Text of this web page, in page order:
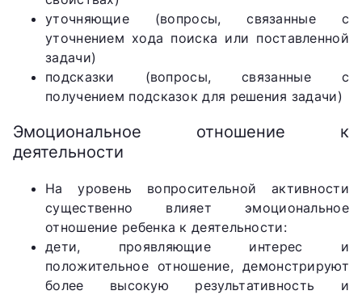
уточняющие (вопросы, связанные с
уточнением хода поиска или поставленной
задачи)
подсказки (вопросы, связанные с
получением подсказок для решения задачи)
Эмоциональное отношение к
деятельности
На уровень вопросительной активности
существенно влияет эмоциональное
отношение ребенка к деятельности:
дети, проявляющие интерес и
положительное отношение, демонстрируют
более высокую результативность и